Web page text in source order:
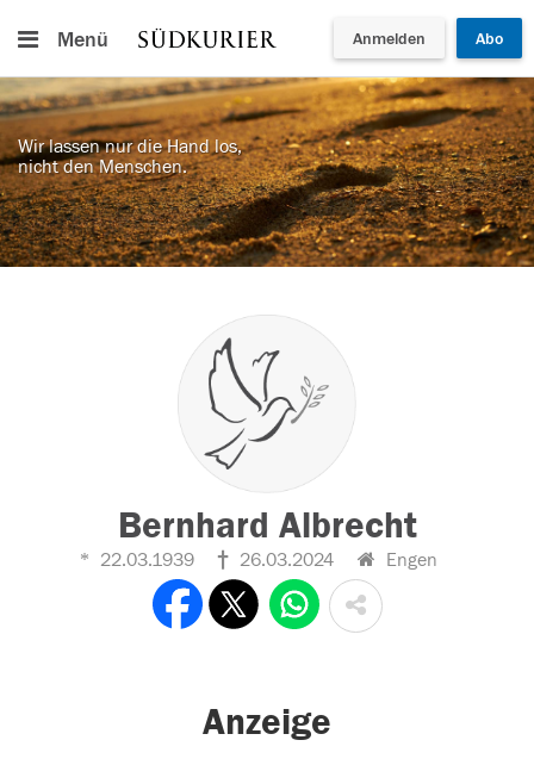
Menü Anmelden Abo
Wir lassen nur die Hand los,
nicht den Menschen.
Bernhard Albrecht
22.03.1939 26.03.2024 Engen
Anzeige